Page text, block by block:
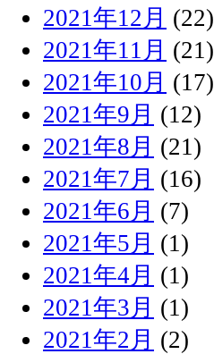
2021年12月 (22)
2021年11月 (21)
2021年10月 (17)
2021年9月 (12)
2021年8月 (21)
2021年7月 (16)
2021年6月 (7)
2021年5月 (1)
2021年4月 (1)
2021年3月 (1)
2021年2月 (2)